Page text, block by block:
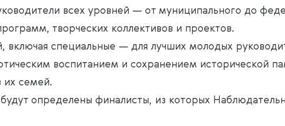
всех уровней — от муниципального до
творческих коллективов и проектов.
включая специальные — для лучших молодых
воспитанием и сохранением исторической
их семей.
определены финалисты, из которых